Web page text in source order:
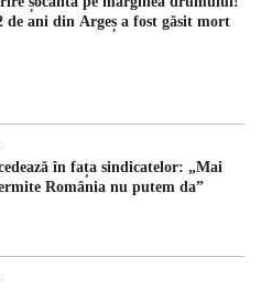
de ani din Argeș a fost găsit mort
în fața sindicatelor: „Mai
România nu putem da”